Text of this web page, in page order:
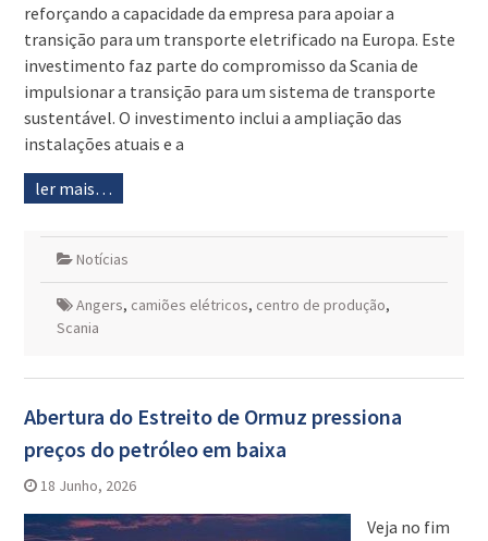
reforçando a capacidade da empresa para apoiar a
transição para um transporte eletrificado na Europa. Este
investimento faz parte do compromisso da Scania de
impulsionar a transição para um sistema de transporte
sustentável. O investimento inclui a ampliação das
instalações atuais e a
ler mais…
Notícias
Angers, camiões elétricos, centro de produção,
Scania
Abertura do Estreito de Ormuz pressiona
preços do petróleo em baixa
18 Junho, 2026
Veja no fim